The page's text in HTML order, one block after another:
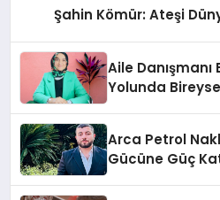
Şahin Kömür: Ateşi
Aile
Yolunda
Arca Petrol
Gücüne Güç